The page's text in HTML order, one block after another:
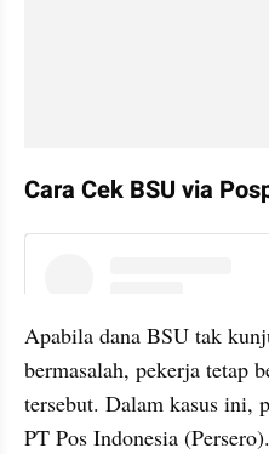
Cara Cek BSU via
Apabila dana BSU tak
bermasalah, pekerja tetap
tersebut. Dalam kasus ini,
PT Pos Indonesia (Persero).